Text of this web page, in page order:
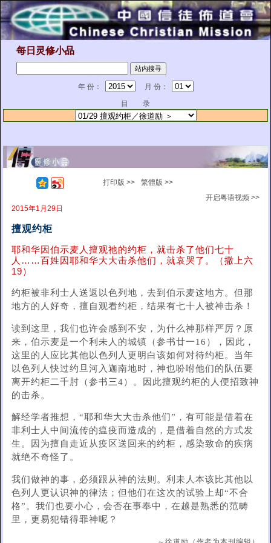
每日灵修小品
年 份：
月 份：
目 录
打印版 >>
繁體版 >>
开启粤语视频 >>
2015年1月29日
擅观约柜
耶和华因伯示麦人擅观祂的约柜，就击杀了他们七十
人……百姓因耶和华大大击杀他们，就哀哭了。（撒上六
19）
约柜被非利士人送返以色列地，去到伯示麦这地方。但那
地方的人好奇，擅自观看约柜，结果有七十人被神击杀！
读到这里，我们也许会感到不安，为什么神那样严厉？原
来，伯示麦是一个利未人的城镇（参书廿一16），因此，
这里的人应比其他以色列人更明白该如何对待约柜。当年
以色列人快过约旦河入迦南地时，神也吩咐他们的队伍要
离开约柜二千肘（参书三4）。因此擅观约柜的人便招致神
的击杀。
解经学者推想，“耶和华大大击杀他们”，有可能是借着在
非利士人中间流传的瘟疫而造成的，是借着自然的方式发
生。因为擅自走近从疫区送回来的约柜，感染致命的疾病
就绝不奇怪了。
我们做神的事，必须跟从神的法则。利未人本该比其他以
色列人更认识神的律法；但他们在这次的试验上却“不合
格”。我们也要小心，会否在事奉中，在越是熟悉的范畴
里，更易犯错得罪神呢？